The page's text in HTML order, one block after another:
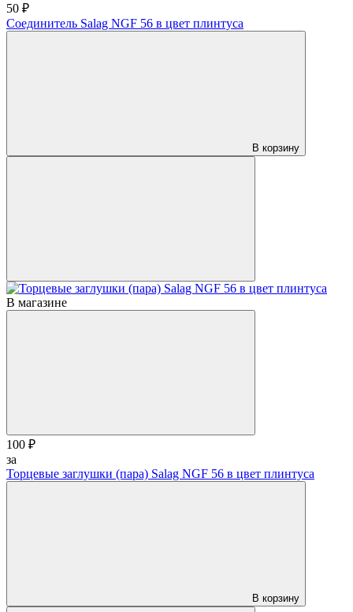
50 ₽
Соединитель Salag NGF 56 в цвет плинтуса
В корзину
В магазине
100 ₽
за
Торцевые заглушки (пара) Salag NGF 56 в цвет плинтуса
В корзину